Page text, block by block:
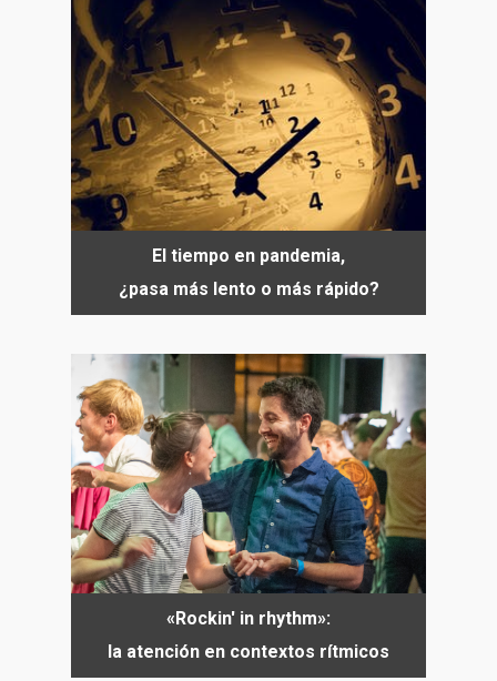
El tiempo en pandemia,
¿pasa más lento o más rápido?
«Rockin' in rhythm»:
la atención en contextos rítmicos